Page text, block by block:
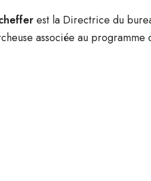
est la Directrice du
associée au programme